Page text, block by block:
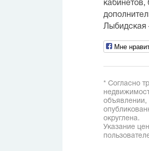
Лыбидская
Мне
* Согласно
объявлении,
округлена.
Указание